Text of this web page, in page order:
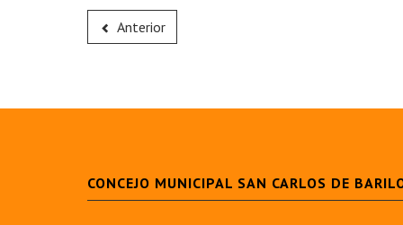
Anterior
CONCEJO MUNICIPAL SAN CARLOS DE